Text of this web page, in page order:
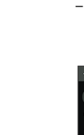
ー